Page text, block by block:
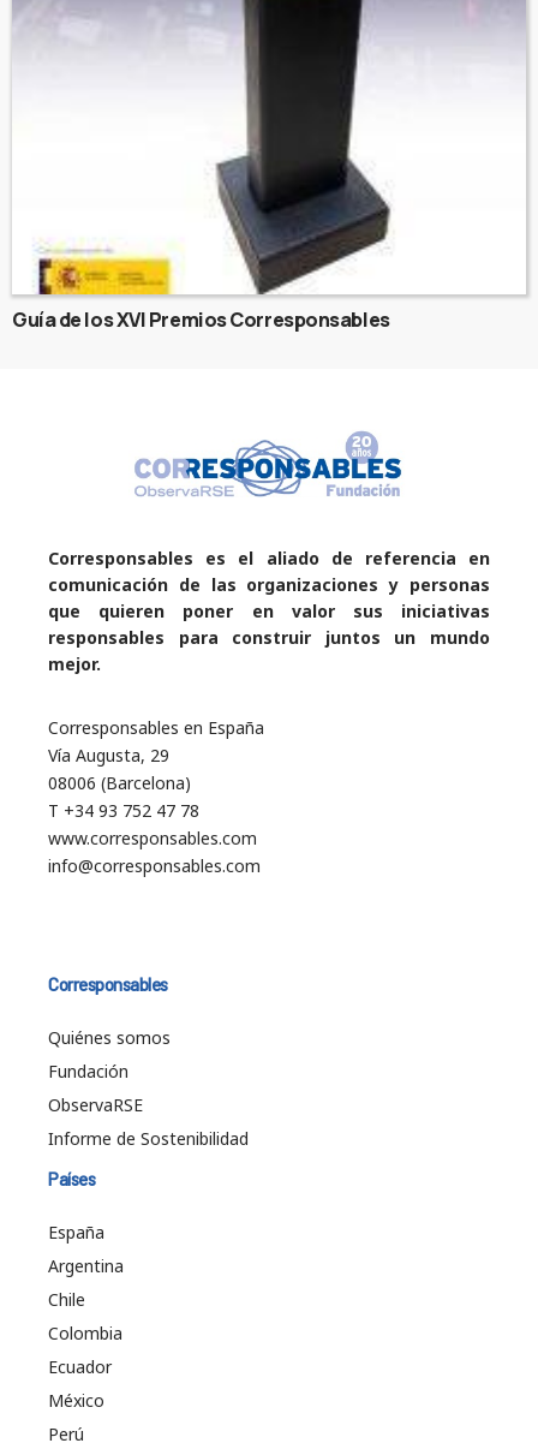
Guía de los XVI Premios Corresponsables
Corresponsables es el aliado de referencia en
comunicación de las organizaciones y personas
que quieren poner en valor sus iniciativas
responsables para construir juntos un mundo
mejor.
Corresponsables en España
Vía Augusta, 29
08006 (Barcelona)
T +34 93 752 47 78
www.corresponsables.com
info@corresponsables.com
Corresponsables
Quiénes somos
Fundación
ObservaRSE
Informe de Sostenibilidad
Países
España
Argentina
Chile
Colombia
Ecuador
México
Perú